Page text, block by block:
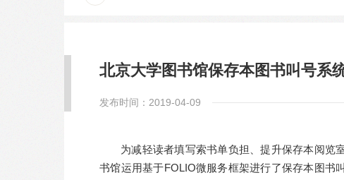
北京大学图书馆保存本图书叫号系
发布时间：2019-04-09
为减轻读者填写索书单负担、提升保存本阅览
书馆运用基于FOLIO微服务框架进行了保存本图书